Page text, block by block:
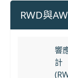
RWD與
響
計